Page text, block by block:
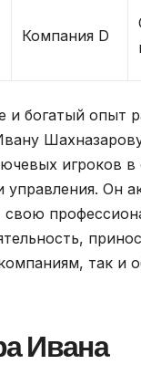
Компания D
и богатый опыт
игроков в
управления. Он
свою
так и
Ивана